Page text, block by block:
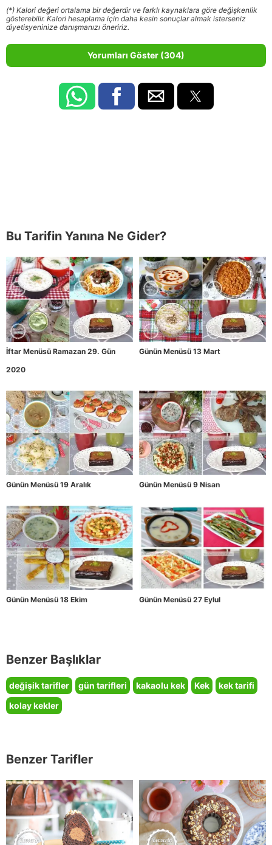
(*) Kalori değeri ortalama bir değerdir ve farklı kaynaklara göre değişkenlik
gösterebilir. Kalori hesaplama için daha kesin sonuçlar almak isterseniz
diyetisyeninize danışmanızı öneririz.
Yorumları Göster (304)
Bu Tarifin Yanına Ne Gider?
İftar Menüsü Ramazan 29. Gün
2020
Günün Menüsü 13 Mart
Günün Menüsü 19 Aralık Günün Menüsü 9 Nisan
Günün Menüsü 18 Ekim Günün Menüsü 27 Eylul
Benzer Başlıklar
değişik tarifler gün tarifleri kakaolu kek Kek
kek tarifi
kolay kekler
Benzer Tarifler